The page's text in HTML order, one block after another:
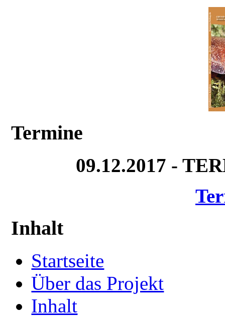
Termine
09.12.2017 -
Inhalt
Startseite
Über das Projekt
Inhalt